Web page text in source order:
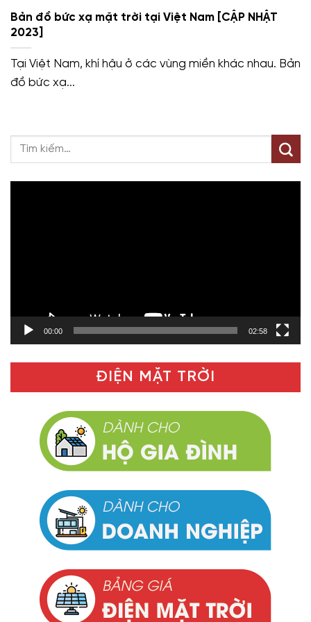
Bản đồ bức xạ mặt trời tại Việt Nam [CẬP NHẬT
2023]
Tại Việt Nam, khí hậu ở các vùng miền khác nhau. Bản
đồ bức xạ...
00:00 02:58
ĐIỆN MẶT TRỜI